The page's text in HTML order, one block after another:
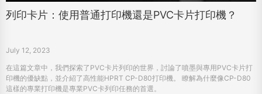
列印卡片：使用普通打印機還是PVC卡片打印機？
July 12, 2023
在這篇文章中，我們探索了PVC卡片列印的世界，討論了噴墨與專用PVC卡片打
印機的優缺點，並介紹了高性能HPRT CP-D80打印機。 瞭解為什麼像CP-D80
這樣的專業打印機是專業PVC卡列印任務的首選。